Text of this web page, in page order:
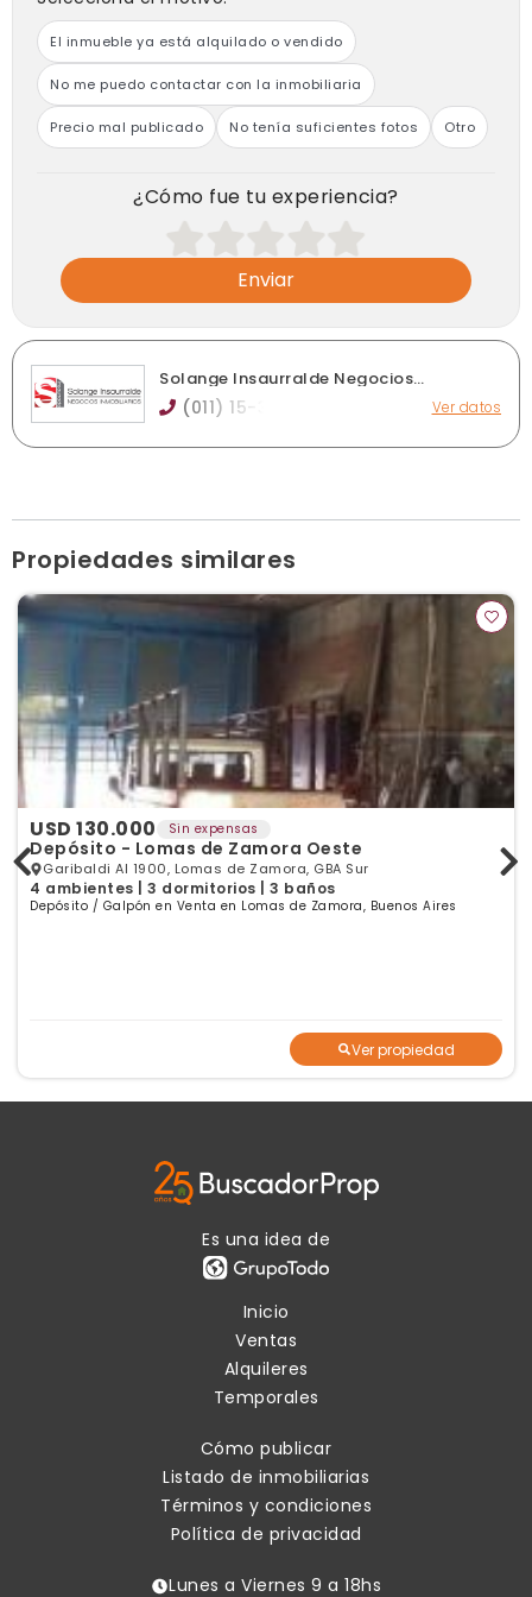
El inmueble ya está alquilado o vendido
No me puedo contactar con la inmobiliaria
Precio mal publicado No tenía suficientes fotos Otro
¿Cómo fue tu experiencia?
Enviar
Solange Insaurralde Negocios
Inmobiliarios
(011) 15-3 Ver datos
Ver publicaciones de la inmobiliaria
Propiedades similares
USD 130.000 Sin expensas
Depósito - Lomas de Zamora Oeste
Garibaldi Al 1900, Lomas de Zamora, GBA Sur
4 ambientes | 3 dormitorios | 3 baños
Depósito / Galpón en Venta en Lomas de Zamora, Buenos Aires
Ver propiedad
Es una idea de
Inicio
Ventas
Alquileres
Temporales
Cómo publicar
Listado de inmobiliarias
Términos y condiciones
Política de privacidad
Lunes a Viernes 9 a 18hs